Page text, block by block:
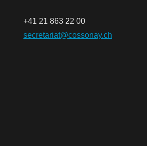
+41 21 863 22 00
secretariat@cossonay.ch